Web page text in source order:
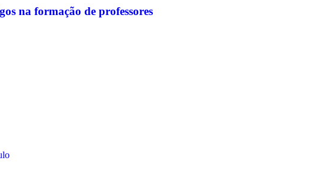
na formação de professores